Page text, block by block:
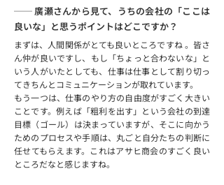
── 廣瀬さんから見て、うちの会社の「ここは
良いな」と思うポイントはどこですか？
まずは、人間関係がとても良いところですね 。皆さ
ん仲が良いですし、もし「ちょっと合わないな」と
いう人がいたとしても、仕事は仕事として割り切っ
てきちんとコミュニケーションが取れています。
もう一つは、仕事のやり方の自由度がすごく大きい
ことです。例えば「粗利を出す」という会社の到達
目標（ゴール）は決まっていますが、そこに向かう
ためのプロセスや手順は、丸ごと自分たちの判断に
任せてもらえます。これはアサヒ商会のすごく良い
ところだなと感じますね。